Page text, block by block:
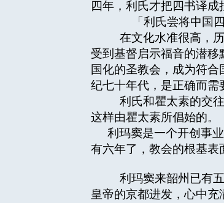
四年，利氏才把四书译
「利氏尝将中国四
在文化水准很高，
受到基督启示福音的潜
国化的圣教会，成为符
纪七十年代，是正确而需
利氏和瞿太素的交
这样由瞿太素所倡始的。
利玛窦是一个开创事
有六年了，教会的根基表
利玛窦来韶州已有五
皇帝的京都进发，心中